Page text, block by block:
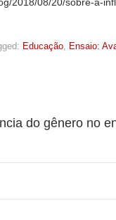
Educação
Ensaio:
do gênero no